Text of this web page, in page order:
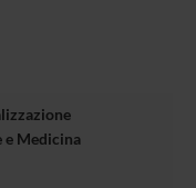
e Medicina